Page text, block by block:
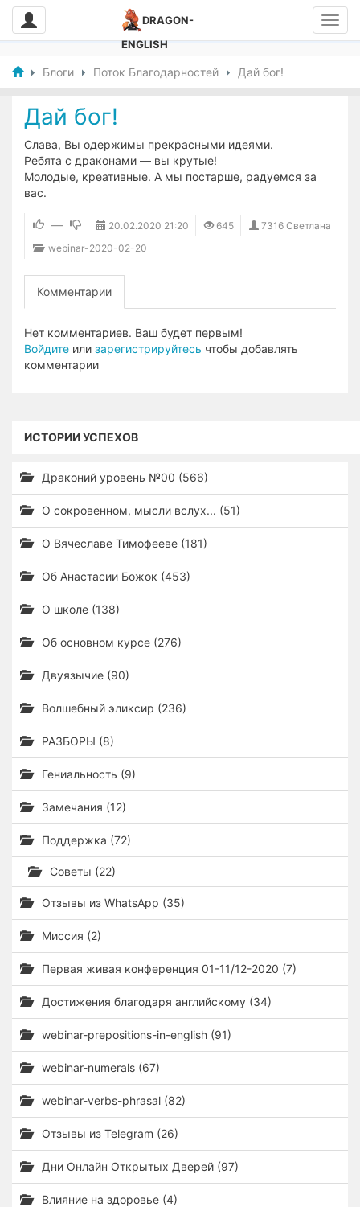
DRAGON-
ENGLISH
Блоги Поток Благодарностей Дай бог!
Дай бог!
Слава, Вы одержимы прекрасными идеями.
Ребята с драконами — вы крутые!
Молодые, креативные. А мы постарше, радуемся за
вас.
— 20.02.2020 21:20 645
7316 Светлана
webinar-2020-02-20
Комментарии
Нет комментариев. Ваш будет первым!
Войдите или зарегистрируйтесь чтобы добавлять
комментарии
ИСТОРИИ УСПЕХОВ
Драконий уровень №00 (566)
О сокровенном, мысли вслух... (51)
О Вячеславе Тимофееве (181)
Об Анастасии Божок (453)
О школе (138)
Об основном курсе (276)
Двуязычие (90)
Волшебный эликсир (236)
РАЗБОРЫ (8)
Гениальность (9)
Замечания (12)
Поддержка (72)
Советы (22)
Отзывы из WhatsApp (35)
Миссия (2)
Первая живая конференция 01-11/12-2020 (7)
Достижения благодаря английскому (34)
webinar-prepositions-in-english (91)
webinar-numerals (67)
webinar-verbs-phrasal (82)
Отзывы из Telegram (26)
Дни Онлайн Открытых Дверей (97)
Влияние на здоровье (4)